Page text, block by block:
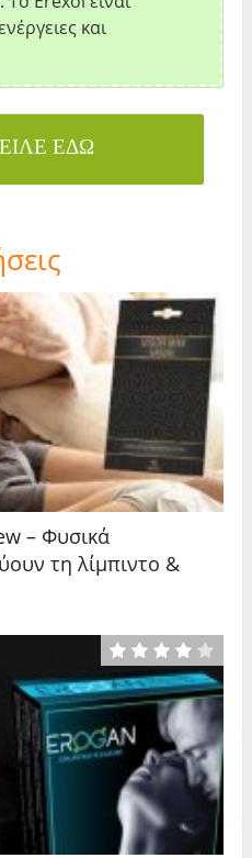
και
ΕΔΩ
– Φυσικά
τη λίμπιντο &